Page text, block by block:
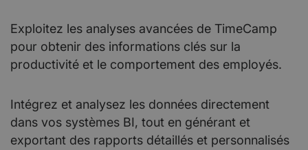
Exploitez les analyses avancées de TimeCamp
pour obtenir des informations clés sur la
productivité et le comportement des employés.
Intégrez et analysez les données directement
dans vos systèmes BI, tout en générant et
exportant des rapports détaillés et personnalisés